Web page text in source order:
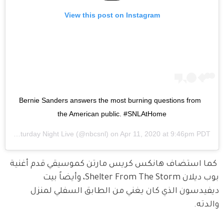
View this post on Instagram
Bernie Sanders answers the most burning questions from
the American public. #SNLAtHome
Saturday Night Live (@nbcsnl) on Apr 11, 2020 at 9:46pm PDT
كما استضاف هانكس كريس مارتن كموسيقي قدم أغنية
بوب ديلان Shelter From The Storm، وأيضاً بيت
ديفيدسون الذي كان يغني من الطابق السفلي لمنزل
والدته.